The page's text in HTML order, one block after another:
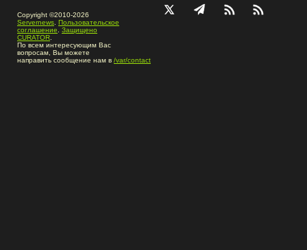
Copyright ©2010-2026
Servernews Пользовательское
соглашение
Защищено
CURATOR
По всем интересующим Вас
вопросам, Вы можете
направить сообщение нам в /var/contact